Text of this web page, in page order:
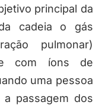
principal da
cadeia o gás
pulmonar)
com íons de
uma pessoa
passagem dos